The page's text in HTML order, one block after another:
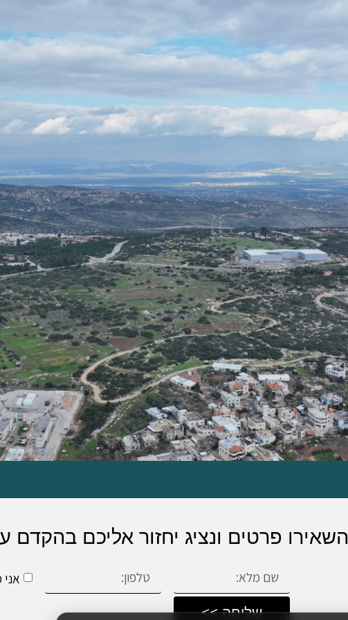
השאירו פרטים ונציג יחזור אליכם בהקדם
שליחה >>